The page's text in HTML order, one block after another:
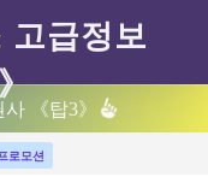
《탑3》
로모션